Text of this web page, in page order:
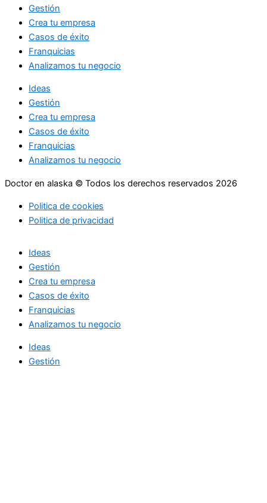
Gestión
Crea tu empresa
Casos de éxito
Franquicias
Analizamos tu negocio
Ideas
Gestión
Crea tu empresa
Casos de éxito
Franquicias
Analizamos tu negocio
Doctor en alaska © Todos los derechos reservados 2026
Politica de cookies
Politica de privacidad
Ideas
Gestión
Crea tu empresa
Casos de éxito
Franquicias
Analizamos tu negocio
Ideas
Gestión